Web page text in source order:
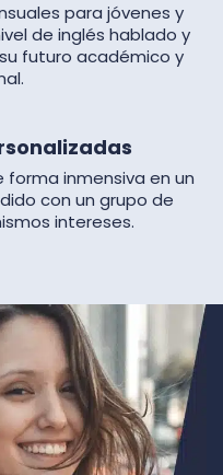
para jóvenes y
de inglés hablado y
futuro académico y
forma inmensiva en un
con un grupo de
intereses.